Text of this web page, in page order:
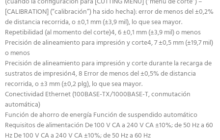
[CALIBRATION] (“calibración”) ha sido hecha): error de menos del ±0,2%
de distancia recorrida, o ±0,1 mm (±3,9 mil), lo que sea mayor.
Repetibilidad (al momento del corte)4, 6 ±0,1 mm (±3,9 mil) o menos
Precisión de alineamiento para impresión y corte4, 7 ±0,5 mm (±19,7 mil)
o menos
Precisión de alineamiento para impresión y corte durante la recarga de
sustratos de impresión4, 8 Error de menos del ±0,5% de distancia
recorrida, o ±3 mm (±0,2 plg), lo que sea mayor.
Conectividad Ethernet (100BASE-TX/1000BASE-T, conmutación
automática)
Función de ahorro de energía Función de suspendido automático
Requisitos de alimentación De 100 V CA a 240 V CA ±10%; de 50 Hz a 60
Hz De 100 V CA a 240 V CA ±10%; de 50 Hz a 60 Hz